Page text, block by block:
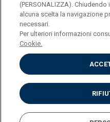
ENGLISH
Privacy
Accessibilità
Cookies
Impostazione Cookies
(PERSONALIZZA).
alcuna scelta la navigazione
necessari.
Per ulteriori informazioni
Cookie.